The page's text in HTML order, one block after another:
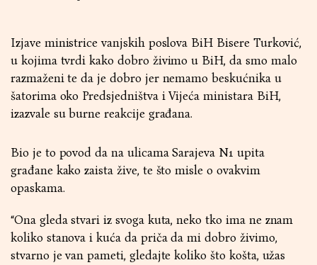
Izjave ministrice vanjskih poslova BiH Bisere Turković,
u kojima tvrdi kako dobro živimo u BiH, da smo malo
razmaženi te da je dobro jer nemamo beskućnika u
šatorima oko Predsjedništva i Vijeća ministara BiH,
izazvale su burne reakcije građana.
Bio je to povod da na ulicama Sarajeva N1 upita
građane kako zaista žive, te što misle o ovakvim
opaskama.
“Ona gleda stvari iz svoga kuta, neko tko ima ne znam
koliko stanova i kuća da priča da mi dobro živimo,
stvarno je van pameti, gledajte koliko što košta, užas